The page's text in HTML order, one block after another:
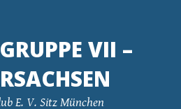
VII –
E. V. Sitz München